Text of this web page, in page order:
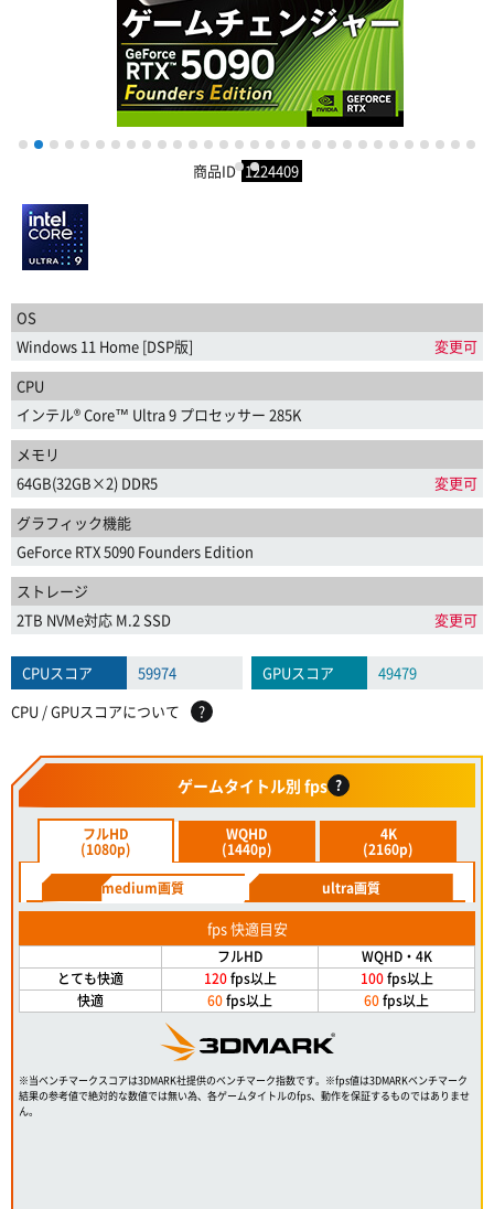
1 2 3 4 5 6 7 8 9 10 11 12 13 14 15 16 17 18 19 20 21 22 23 24 25 26 27 28 29
3132
商品ID 1224409
OS
Windows 11 Home [DSP版]
変更可
CPU
インテル® Core™ Ultra 9 プロセッサー 285K
メモリ
64GB(32GB×2) DDR5
変更可
グラフィック機能
GeForce RTX 5090 Founders Edition
ストレージ
2TB NVMe対応 M.2 SSD
変更可
CPUスコア 59974 GPUスコア
49479
CPU / GPUスコアについて
?
ゲームタイトル別 fps ?
フルHD
(1080p)
WQHD
(1440p)
4K
(2160p)
medium画質
ultra画質
fps 快適目安
フルHD
WQHD・4K
とても快適
120fps以上 100fps以上
快適
60fps以上 60fps以上
※当ベンチマークスコアは3DMARK社提供のベンチマーク指数です。※fps値は3DMARKベンチマーク
結果の参考値で絶対的な数値では無い為、各ゲームタイトルのfps、動作を保証するものではありませ
ん。